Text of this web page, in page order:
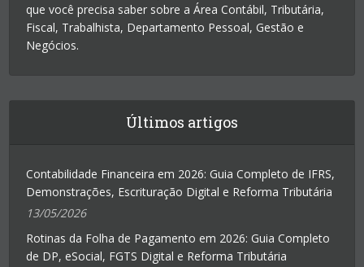
que você precisa saber sobre a Área Contábil, Tributária,
Fiscal, Trabalhista, Departamento Pessoal, Gestão e
Negócios.
Últimos artigos
Contabilidade Financeira em 2026: Guia Completo de IFRS,
Demonstrações, Escrituração Digital e Reforma Tributária
13/05/2026
Rotinas da Folha de Pagamento em 2026: Guia Completo
de DP, eSocial, FGTS Digital e Reforma Tributária